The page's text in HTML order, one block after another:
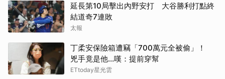
延長第10局擊出內野安打 大谷勝利打點終
結道奇7連敗
太報
丁柔安保險箱遭竊「700萬元全被偷」！
兇手竟是他...嘆：提前穿幫
ETtoday星光雲